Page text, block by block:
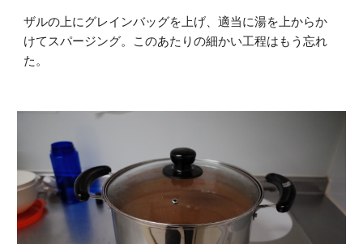
ザルの上にグレインバッグを上げ、適当に湯を上からか
けてスパージング。このあたりの細かい工程はもう忘れ
た。